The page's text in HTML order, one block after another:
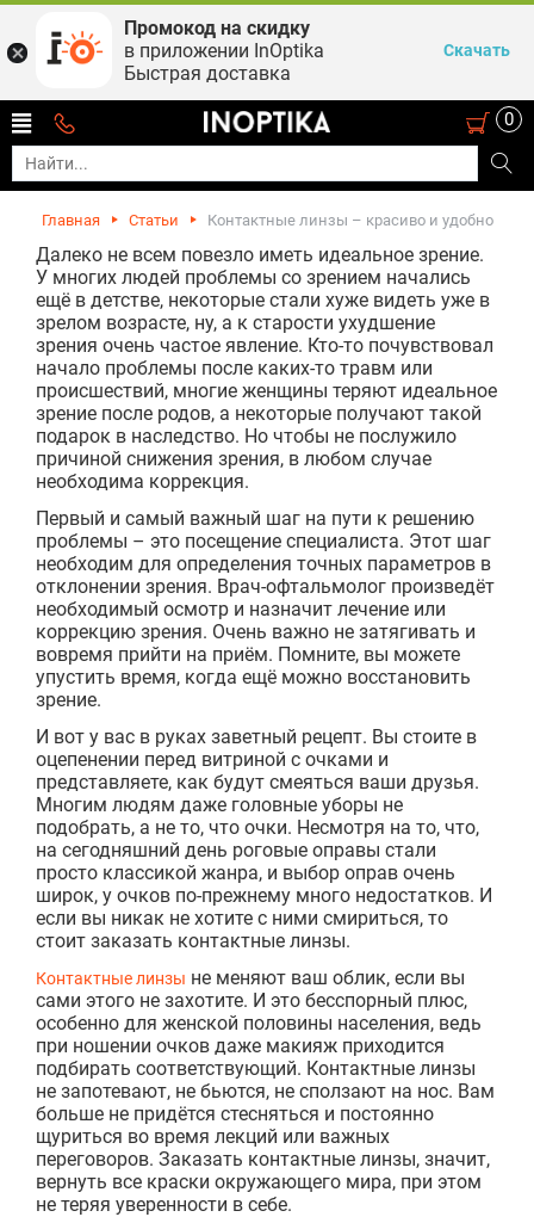
0
Главная Статьи Контактные линзы – красиво и удобно
Далеко не всем повезло иметь идеальное зрение.
У многих людей проблемы со зрением начались
ещё в детстве, некоторые стали хуже видеть уже в
зрелом возрасте, ну, а к старости ухудшение
зрения очень частое явление. Кто-то почувствовал
начало проблемы после каких-то травм или
происшествий, многие женщины теряют идеальное
зрение после родов, а некоторые получают такой
подарок в наследство. Но чтобы не послужило
причиной снижения зрения, в любом случае
необходима коррекция.
Первый и самый важный шаг на пути к решению
проблемы – это посещение специалиста. Этот шаг
необходим для определения точных параметров в
отклонении зрения. Врач-офтальмолог произведёт
необходимый осмотр и назначит лечение или
коррекцию зрения. Очень важно не затягивать и
вовремя прийти на приём. Помните, вы можете
упустить время, когда ещё можно восстановить
зрение.
И вот у вас в руках заветный рецепт. Вы стоите в
оцепенении перед витриной с очками и
представляете, как будут смеяться ваши друзья.
Многим людям даже головные уборы не
подобрать, а не то, что очки. Несмотря на то, что,
на сегодняшний день роговые оправы стали
просто классикой жанра, и выбор оправ очень
широк, у очков по-прежнему много недостатков. И
если вы никак не хотите с ними смириться, то
стоит заказать контактные линзы.
Контактные линзы не меняют ваш облик, если вы
сами этого не захотите. И это бесспорный плюс,
особенно для женской половины населения, ведь
при ношении очков даже макияж приходится
подбирать соответствующий. Контактные линзы
не запотевают, не бьются, не сползают на нос. Вам
больше не придётся стесняться и постоянно
щуриться во время лекций или важных
переговоров. Заказать контактные линзы, значит,
вернуть все краски окружающего мира, при этом
не теряя уверенности в себе.
Промокод на скидку
в приложении InOptika
Быстрая доставка
Скачать